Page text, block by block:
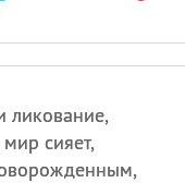
ликование,
мир сияет,